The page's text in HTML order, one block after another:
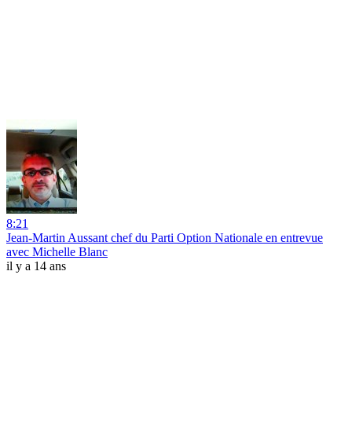
8:21
Jean-Martin Aussant chef du Parti Option Nationale en entrevue
avec Michelle Blanc
il y a 14 ans